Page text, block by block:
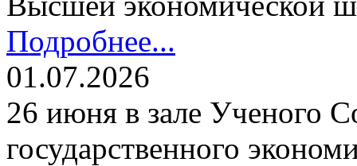
Подробнее...
01.07.2026
26 июня в зале Ученого
государственного